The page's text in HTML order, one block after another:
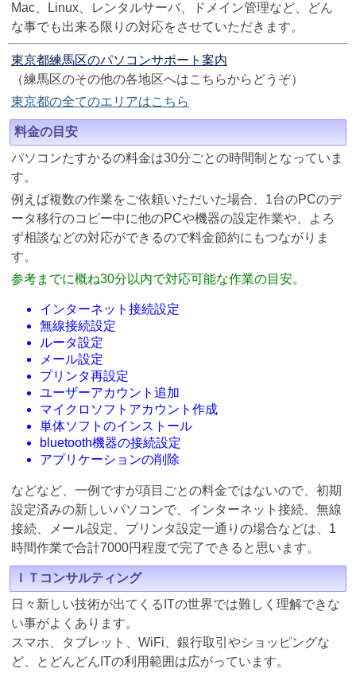
Mac、Linux、レンタルサーバ、ドメイン管理など、どん
な事でも出来る限りの対応をさせていただきます。
東京都練馬区のパソコンサポート案内
（練馬区のその他の各地区へはこちらからどうぞ）
東京都の全てのエリアはこちら
料金の目安
パソコンたすかるの料金は30分ごとの時間制となっていま
す。
例えば複数の作業をご依頼いただいた場合、1台のPCのデ
ータ移行のコピー中に他のPCや機器の設定作業や、よろ
ず相談などの対応ができるので料金節約にもつながりま
す。
参考までに概ね30分以内で対応可能な作業の目安。
インターネット接続設定
無線接続設定
ルータ設定
メール設定
プリンタ再設定
ユーザーアカウント追加
マイクロソフトアカウント作成
単体ソフトのインストール
bluetooth機器の接続設定
アプリケーションの削除
などなど、一例ですが項目ごとの料金ではないので、初期
設定済みの新しいパソコンで、インターネット接続、無線
接続、メール設定、プリンタ設定一通りの場合などは、1
時間作業で合計7000円程度で完了できると思います。
ＩＴコンサルティング
日々新しい技術が出てくるITの世界では難しく理解できな
い事がよくあります。
スマホ、タブレット、WiFi、銀行取引やショッピングな
ど、とどんどんITの利用範囲は広がっています。